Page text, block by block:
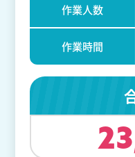
作業人数
作業時間